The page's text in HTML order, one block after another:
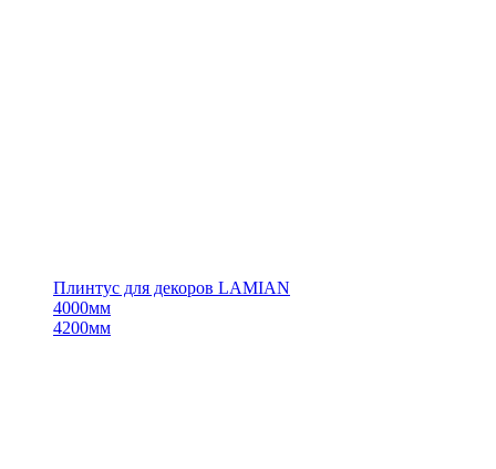
Плинтус для декоров LAMIAN
4000мм
4200мм